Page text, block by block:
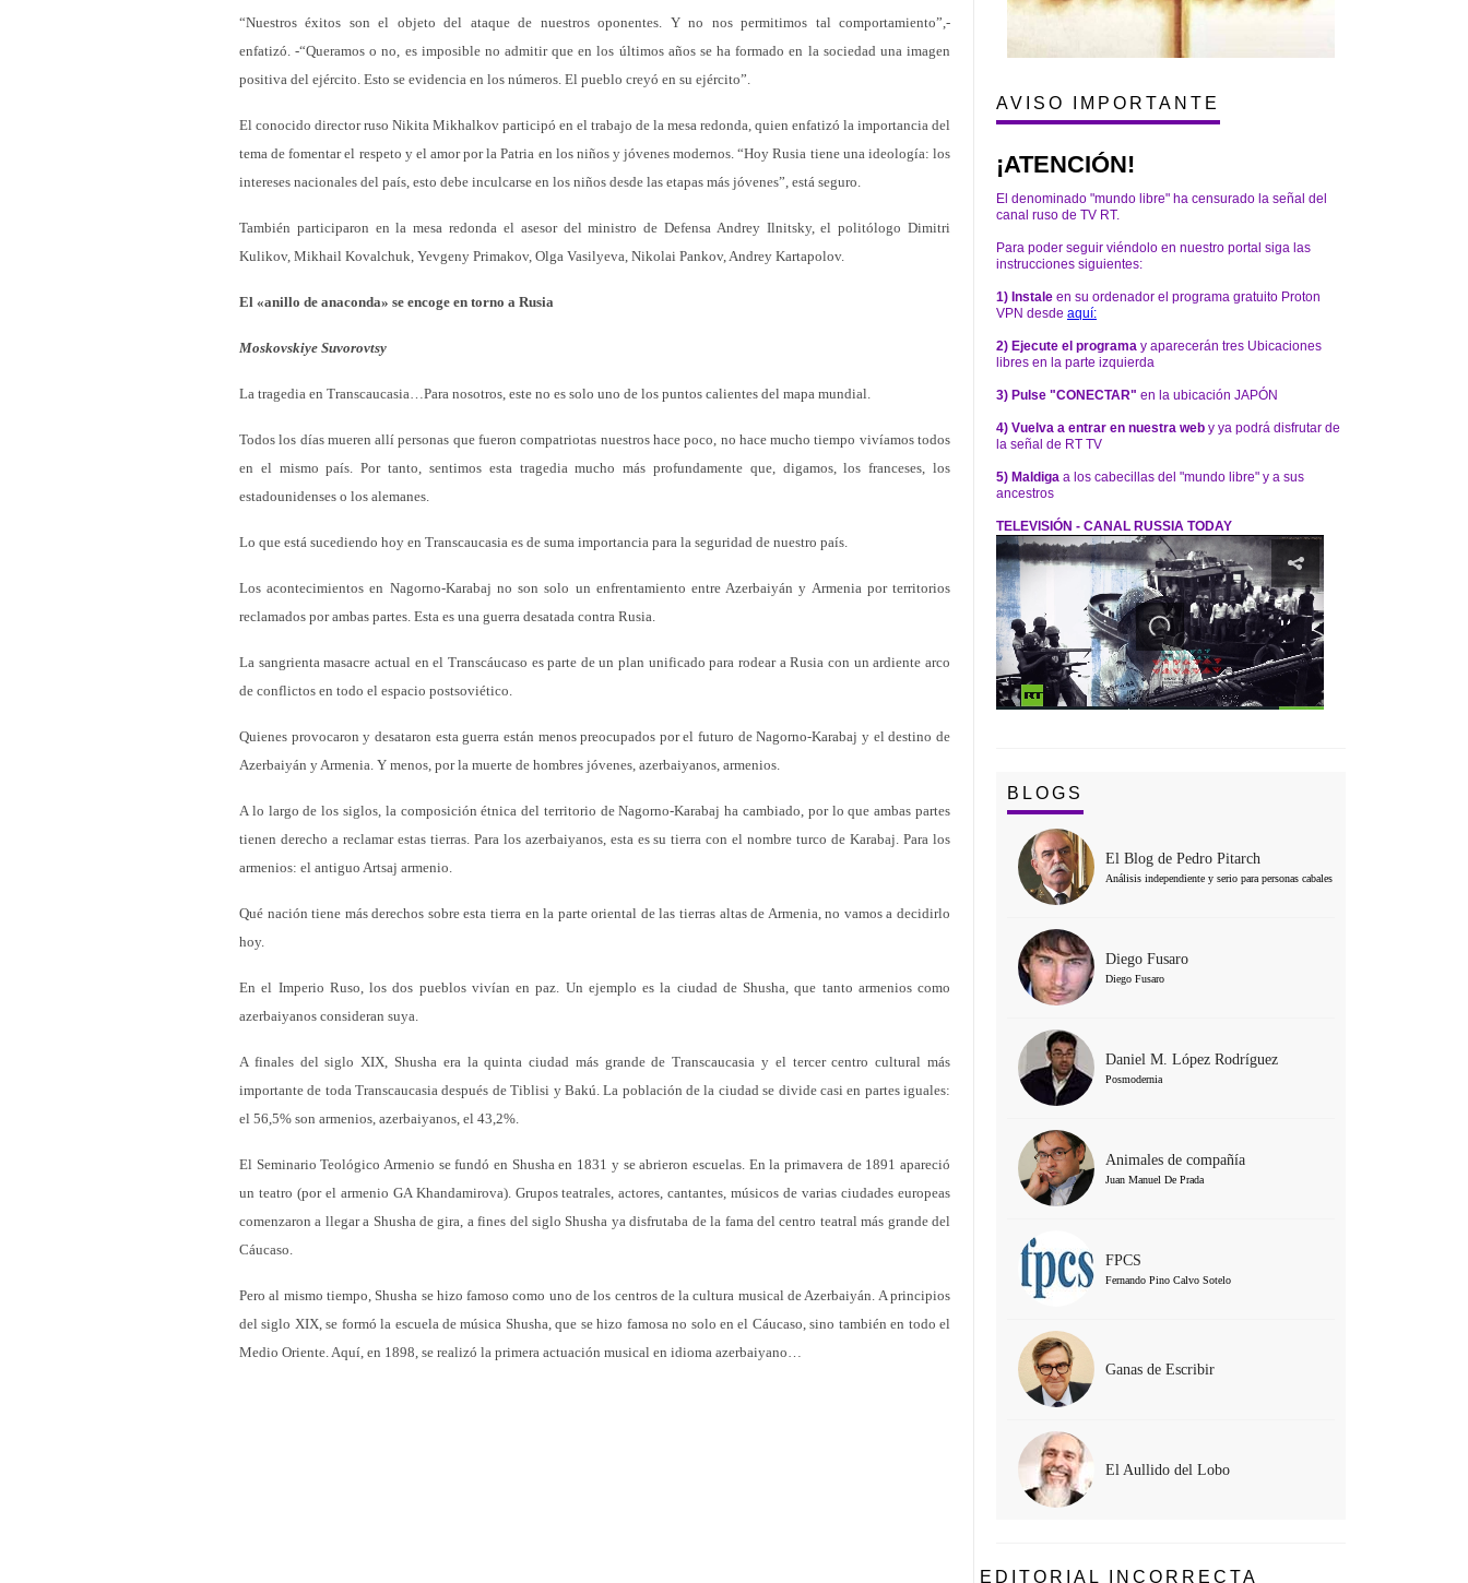
“Nuestros éxitos son el objeto del ataque de nuestros oponentes. Y no nos permitimos tal comportamiento”,-
enfatizó. -“Queramos o no, es imposible no admitir que en los últimos años se ha formado en la sociedad una imagen
positiva del ejército. Esto se evidencia en los números. El pueblo creyó en su ejército”.
El conocido director ruso Nikita Mikhalkov participó en el trabajo de la mesa redonda, quien enfatizó la importancia del
tema de fomentar el respeto y el amor por la Patria en los niños y jóvenes modernos. “Hoy Rusia tiene una ideología: los
intereses nacionales del país, esto debe inculcarse en los niños desde las etapas más jóvenes”, está seguro.
También participaron en la mesa redonda el asesor del ministro de Defensa Andrey Ilnitsky, el politólogo Dimitri
Kulikov, Mikhail Kovalchuk, Yevgeny Primakov, Olga Vasilyeva, Nikolai Pankov, Andrey Kartapolov.
El «anillo de anaconda» se encoge en torno a Rusia
Moskovskiye Suvorovtsy
La tragedia en Transcaucasia…Para nosotros, este no es solo uno de los puntos calientes del mapa mundial.
Todos los días mueren allí personas que fueron compatriotas nuestros hace poco, no hace mucho tiempo vivíamos todos
en el mismo país. Por tanto, sentimos esta tragedia mucho más profundamente que, digamos, los franceses, los
estadounidenses o los alemanes.
Lo que está sucediendo hoy en Transcaucasia es de suma importancia para la seguridad de nuestro país.
Los acontecimientos en Nagorno-Karabaj no son solo un enfrentamiento entre Azerbaiyán y Armenia por territorios
reclamados por ambas partes. Esta es una guerra desatada contra Rusia.
La sangrienta masacre actual en el Transcáucaso es parte de un plan unificado para rodear a Rusia con un ardiente arco
de conflictos en todo el espacio postsoviético.
Quienes provocaron y desataron esta guerra están menos preocupados por el futuro de Nagorno-Karabaj y el destino de
Azerbaiyán y Armenia. Y menos, por la muerte de hombres jóvenes, azerbaiyanos, armenios.
A lo largo de los siglos, la composición étnica del territorio de Nagorno-Karabaj ha cambiado, por lo que ambas partes
tienen derecho a reclamar estas tierras. Para los azerbaiyanos, esta es su tierra con el nombre turco de Karabaj. Para los
armenios: el antiguo Artsaj armenio.
Qué nación tiene más derechos sobre esta tierra en la parte oriental de las tierras altas de Armenia, no vamos a decidirlo
hoy.
En el Imperio Ruso, los dos pueblos vivían en paz. Un ejemplo es la ciudad de Shusha, que tanto armenios como
azerbaiyanos consideran suya.
A finales del siglo XIX, Shusha era la quinta ciudad más grande de Transcaucasia y el tercer centro cultural más
importante de toda Transcaucasia después de Tiblisi y Bakú. La población de la ciudad se divide casi en partes iguales:
el 56,5% son armenios, azerbaiyanos, el 43,2%.
El Seminario Teológico Armenio se fundó en Shusha en 1831 y se abrieron escuelas. En la primavera de 1891 apareció
un teatro (por el armenio GA Khandamirova). Grupos teatrales, actores, cantantes, músicos de varias ciudades europeas
comenzaron a llegar a Shusha de gira, a fines del siglo Shusha ya disfrutaba de la fama del centro teatral más grande del
Cáucaso.
Pero al mismo tiempo, Shusha se hizo famoso como uno de los centros de la cultura musical de Azerbaiyán. A principios
del siglo XIX, se formó la escuela de música Shusha, que se hizo famosa no solo en el Cáucaso, sino también en todo el
Medio Oriente. Aquí, en 1898, se realizó la primera actuación musical en idioma azerbaiyano…
AVISO IMPORTANTE
¡ATENCIÓN!
El denominado "mundo libre" ha censurado la señal del
canal ruso de TV RT.
Para poder seguir viéndolo en nuestro portal siga las
instrucciones siguientes:
1) Instale en su ordenador el programa gratuito Proton
VPN desde aquí:
2) Ejecute el programa y aparecerán tres Ubicaciones
libres en la parte izquierda
3) Pulse "CONECTAR" en la ubicación JAPÓN
4) Vuelva a entrar en nuestra web y ya podrá disfrutar de
la señal de RT TV
5) Maldiga a los cabecillas del "mundo libre" y a sus
ancestros
TELEVISIÓN - CANAL RUSSIA TODAY
BLOGS
El Blog de Pedro Pitarch
Análisis independiente y serio para personas cabales
Diego Fusaro
Diego Fusaro
Daniel M. López Rodríguez
Posmodernia
Animales de compañía
Juan Manuel De Prada
FPCS
Fernando Pino Calvo Sotelo
Ganas de Escribir
El Aullido del Lobo
EDITORIAL INCORRECTA